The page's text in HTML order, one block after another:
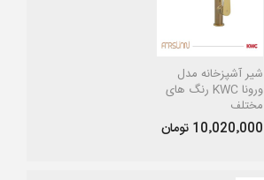
شیر آشپزخانه مدل
ورونا KWC رنگ های
مختلف
10٬020٬000 تومان